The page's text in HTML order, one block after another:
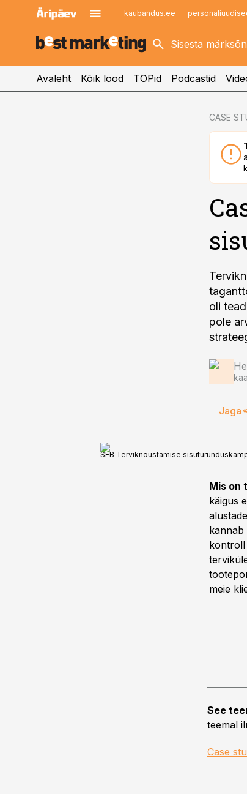
kaubandus.ee
kinnisvarauudised.ee
logistikauudised.ee
imelineajalugu.ee
Avaleht Kõik lood TOPid Podcastid
CASE
oli
pole
Jaga
SEB Terviknõustamise
Mis on
käigus
kontroll
meie
See
teemal
Case